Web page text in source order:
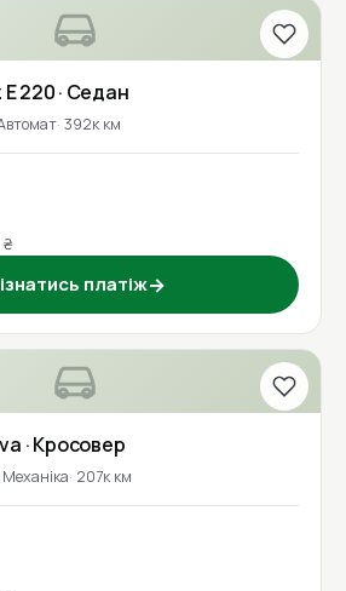
E 220· Седан
392к км
платіж→
· Кросовер
Механіка 207к км